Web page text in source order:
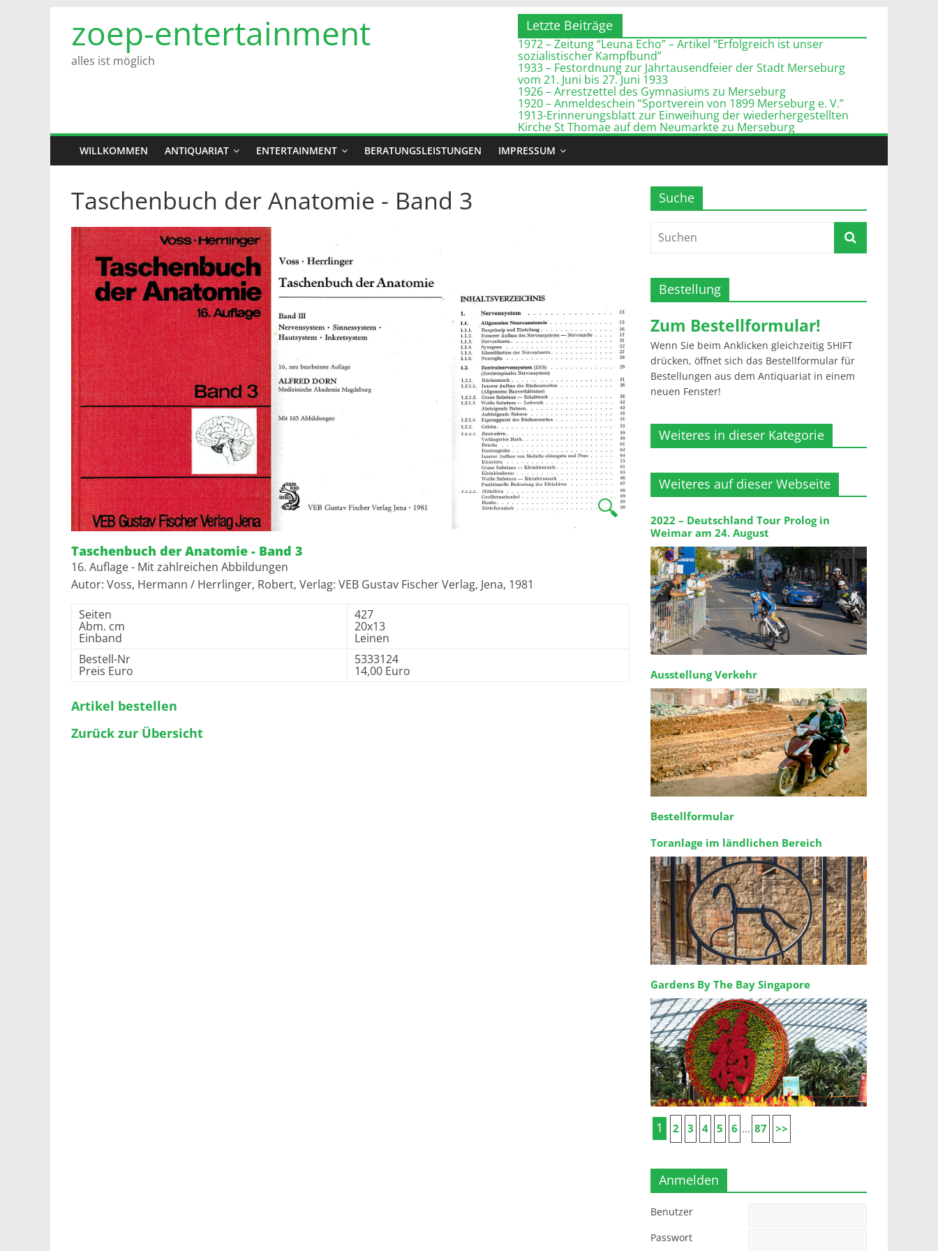
Inhalt
springen
zoep-entertainment
alles ist möglich
Letzte Beiträge
1972 – Zeitung “Leuna Echo” – Artikel “Erfolgreich ist unser
sozialistischer Kampfbund”
1933 – Festordnung zur Jahrtausendfeier der Stadt Merseburg
vom 21. Juni bis 27. Juni 1933
1926 – Arrestzettel des Gymnasiums zu Merseburg
1920 – Anmeldeschein “Sportverein von 1899 Merseburg e. V.”
1913-Erinnerungsblatt zur Einweihung der wiederhergestellten
Kirche St Thomae auf dem Neumarkte zu Merseburg
WILLKOMMEN ANTIQUARIAT ENTERTAINMENT BERATUNGSLEISTUNGEN IMPRESSUM
Taschenbuch der Anatomie - Band 3
🔍
Taschenbuch der Anatomie - Band 3
16. Auflage - Mit zahlreichen Abbildungen
Autor: Voss, Hermann / Herrlinger, Robert, Verlag: VEB Gustav Fischer Verlag, Jena, 1981
Seiten
Abm. cm
Einband
427
20x13
Leinen
Bestell-Nr
Preis Euro
5333124
14,00 Euro
Artikel bestellen
Zurück zur Übersicht
Suche
Bestellung
Zum Bestellformular!
Wenn Sie beim Anklicken gleichzeitig SHIFT
drücken, öffnet sich das Bestellformular für
Bestellungen aus dem Antiquariat in einem
neuen Fenster!
Weiteres in dieser Kategorie
Weiteres auf dieser Webseite
2022 – Deutschland Tour Prolog in
Weimar am 24. August
Ausstellung Verkehr
Bestellformular
Toranlage im ländlichen Bereich
Gardens By The Bay Singapore
1 2 3 4 5 6 ... 87 >>
Anmelden
Benutzer
Passwort